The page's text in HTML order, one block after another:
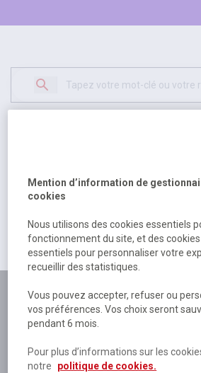
excuser pour la gêne
Retour Retour
Plus de 180 personnes
à votre écoute
Plus de 80 000 références
disponibles
Expédition le jour même
Mention d’information de
cookies
Nous utilisons des cookies essentiels
fonctionnement du site, et des
essentiels pour personnaliser votre
recueillir des statistiques.
Vous pouvez accepter, refuser ou
vos préférences. Vos choix seront
pendant 6 mois.
Pour plus d’informations sur les
notre
politique de cookies.